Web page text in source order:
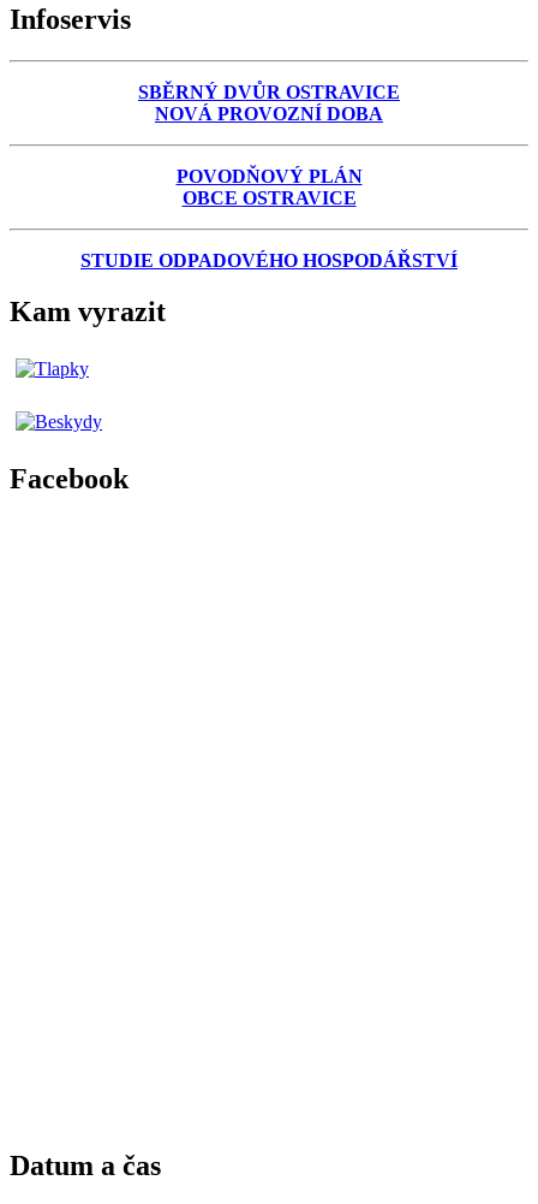
Infoservis
SBĚRNÝ DVŮR OSTRAVICE
NOVÁ PROVOZNÍ DOBA
POVODŇOVÝ PLÁN
OBCE OSTRAVICE
STUDIE ODPADOVÉHO HOSPODÁŘSTVÍ
Kam vyrazit
Facebook
Datum a čas